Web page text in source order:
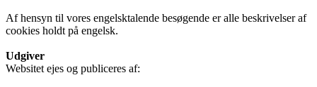
Af hensyn til vores engelsktalende besøgende er alle beskrivelser af
cookies holdt på engelsk.
Udgiver
Websitet ejes og publiceres af: